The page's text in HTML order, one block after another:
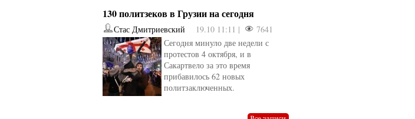
130 политзеков в Грузии на сегодня
Стас Дмитриевский 19.10 11:11 |
7641
Сегодня минуло две недели с
протестов 4 октября, и в
Сакартвело за это время
прибавилось 62 новых
политзаключенных.